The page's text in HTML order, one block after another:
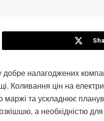
добре налагоджених
Коливання цін на
маржі та ускладнює
а необхідністю для